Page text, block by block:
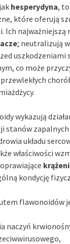
hesperydyna,
które oferują
Ich najważniejszą
; neutralizują
uszkodzeniami
co może
wykazują
stanów
układu
właściwości
kondycję
flawonoidów
naczyń